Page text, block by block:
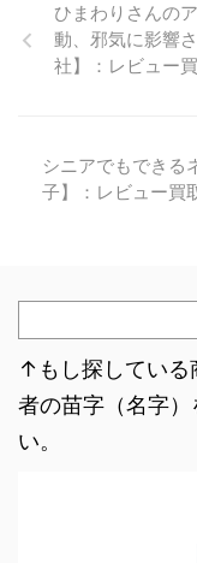
ひまわりさんの
動、邪気に影響
社】：レビュー
シニアでもできる
子】：レビュー買
↑もし探している
者の苗字（名字
い。